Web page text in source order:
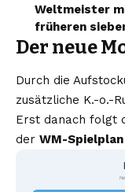
Weltmeister
früheren
Der neue
Durch die
zusätzliche K.-o.-
Erst danach folgt
der WM-Spielplan